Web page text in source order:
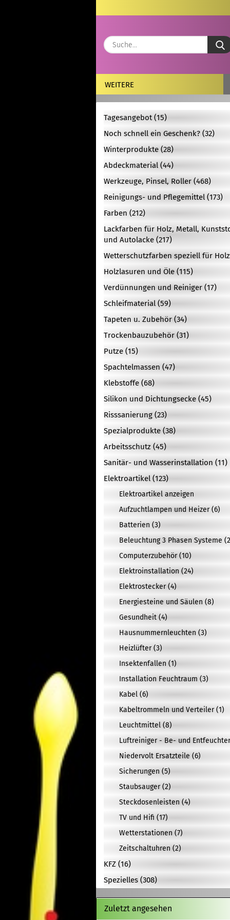
WEITERE
Tagesangebot (15)
Noch schnell ein Geschenk? (32)
Winterprodukte (28)
Abdeckmaterial (44)
Werkzeuge, Pinsel, Roller (468)
Reinigungs- und Pflegemittel (173)
Farben (212)
Lackfarben für Holz, Metall,
und Autolacke (217)
Wetterschutzfarben speziell für
Holzlasuren und Öle (115)
Verdünnungen und Reiniger (17)
Schleifmaterial (59)
Tapeten u. Zubehör (34)
Trockenbauzubehör (31)
Putze (15)
Spachtelmassen (47)
Klebstoffe (68)
Silikon und Dichtungsecke (45)
Risssanierung (23)
Spezialprodukte (38)
Arbeitsschutz (45)
Sanitär- und Wasserinstallation (11)
Elektroartikel (123)
Elektroartikel anzeigen
Aufzuchtlampen und Heizer (6)
Batterien (3)
Beleuchtung 3 Phasen Systeme
Computerzubehör (10)
Elektroinstallation (24)
Elektrostecker (4)
Energiesteine und Säulen (8)
Gesundheit (4)
Hausnummernleuchten (3)
Heizlüfter (3)
Insektenfallen (1)
Installation Feuchtraum (3)
Kabel (6)
Kabeltrommeln und Verteiler (1)
Leuchtmittel (8)
Luftreiniger - Be- und
Niedervolt Ersatzteile (6)
Sicherungen (5)
Staubsauger (2)
Steckdosenleisten (4)
TV und Hifi (17)
Wetterstationen (7)
Zeitschaltuhren (2)
KFZ (16)
Spezielles (308)
Zuletzt angesehen